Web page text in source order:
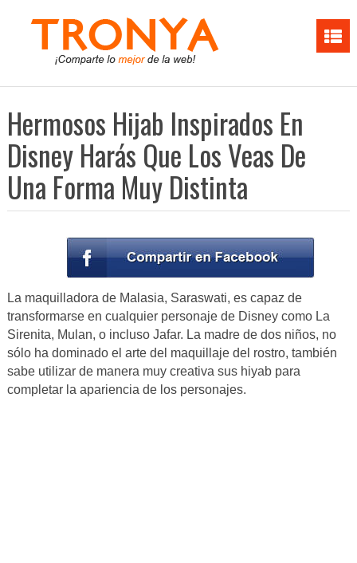
Hermosos Hijab Inspirados En
Disney Harás Que Los Veas De
Una Forma Muy Distinta
La maquilladora de Malasia, Saraswati, es capaz de
transformarse en cualquier personaje de Disney como La
Sirenita, Mulan, o incluso Jafar. La madre de dos niños, no
sólo ha dominado el arte del maquillaje del rostro, también
sabe utilizar de manera muy creativa sus hiyab para
completar la apariencia de los personajes.